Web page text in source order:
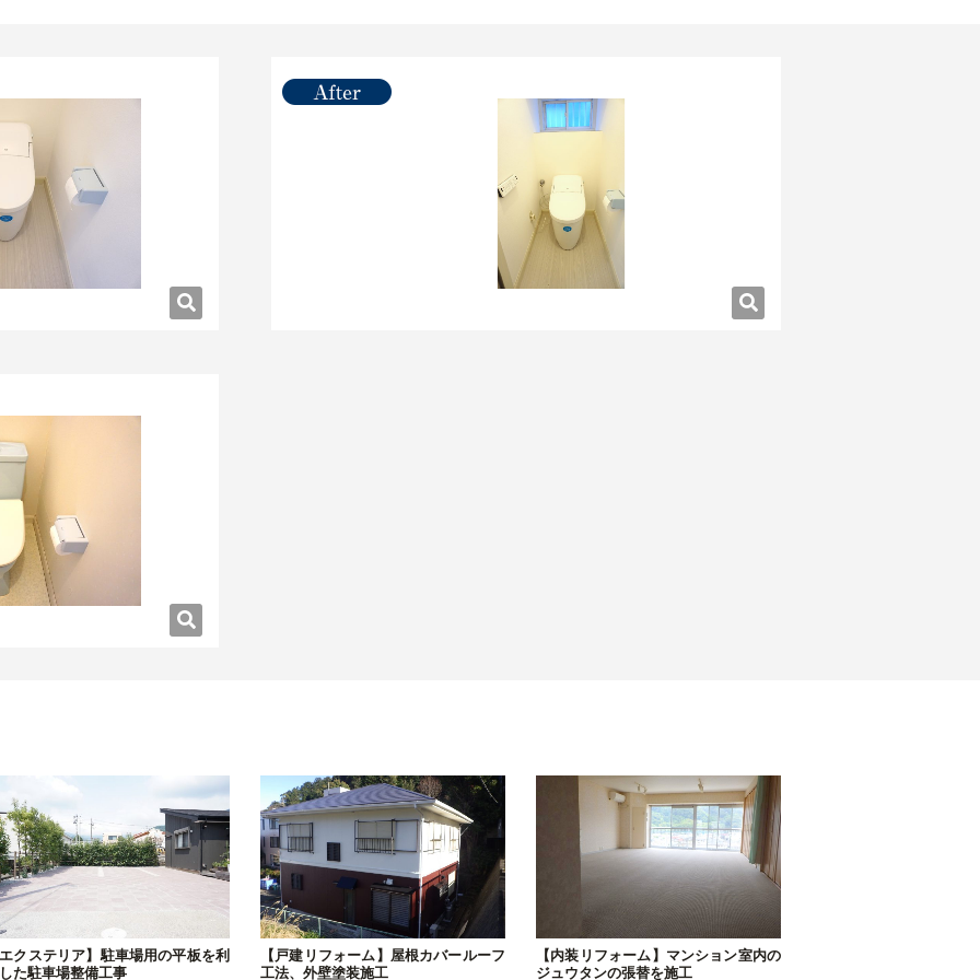
クステリア】駐車場用の平板を利
た駐車場整備工事
【戸建リフォーム】屋根カバールーフ
工法、外壁塗装施工
【内装リフォーム】マンション室内の
ジュウタンの張替を施工